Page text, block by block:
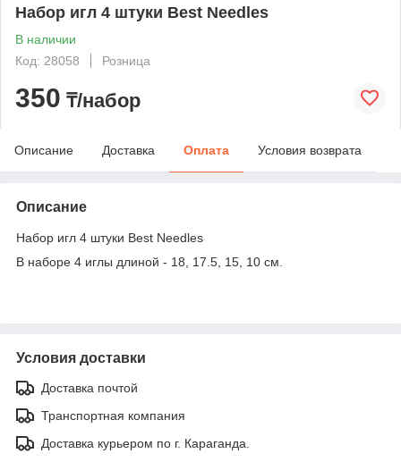
Набор игл 4 штуки Best Needles
В наличии
Код: 28058
Розница
350 ₸/набор
Описание Доставка Оплата Условия возврата
Описание
Набор игл 4 штуки Best Needles
В наборе 4 иглы длиной - 18, 17.5, 15, 10 см.
Условия доставки
Доставка почтой
Транспортная компания
Доставка курьером по г. Караганда.